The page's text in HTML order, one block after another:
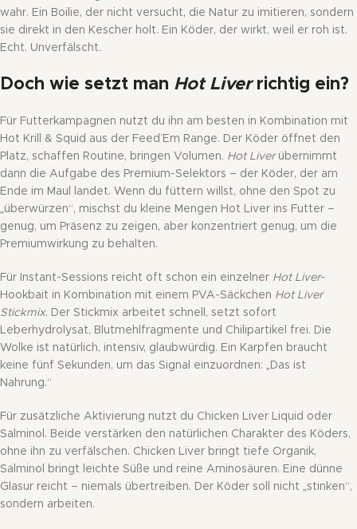
wahr. Ein Boilie, der nicht versucht, die Natur zu imitieren, sondern
sie direkt in den Kescher holt. Ein Köder, der wirkt, weil er roh ist.
Echt. Unverfälscht.
Doch wie setzt man Hot Liverrichtig ein?
Für Futterkampagnen nutzt du ihn am besten in Kombination mit
Hot Krill & Squid aus der Feed’Em Range. Der Köder öffnet den
Platz, schaffen Routine, bringen Volumen. Hot Liverübernimmt
dann die Aufgabe des Premium-Selektors – der Köder, der am
Ende im Maul landet. Wenn du füttern willst, ohne den Spot zu
„überwürzen“, mischst du kleine Mengen Hot Liver ins Futter –
genug, um Präsenz zu zeigen, aber konzentriert genug, um die
Premiumwirkung zu behalten.
Für Instant-Sessions reicht oft schon ein einzelner Hot Liver-
Hookbait in Kombination mit einem PVA-Säckchen Hot Liver
Stickmix. Der Stickmix arbeitet schnell, setzt sofort
Leberhydrolysat, Blutmehlfragmente und Chilipartikel frei. Die
Wolke ist natürlich, intensiv, glaubwürdig. Ein Karpfen braucht
keine fünf Sekunden, um das Signal einzuordnen: „Das ist
Nahrung.“
Für zusätzliche Aktivierung nutzt du Chicken Liver Liquid oder
Salminol. Beide verstärken den natürlichen Charakter des Köders,
ohne ihn zu verfälschen. Chicken Liver bringt tiefe Organik,
Salminol bringt leichte Süße und reine Aminosäuren. Eine dünne
Glasur reicht – niemals übertreiben. Der Köder soll nicht „stinken“,
sondern arbeiten.